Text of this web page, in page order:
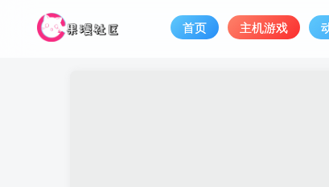
首页 主机游戏